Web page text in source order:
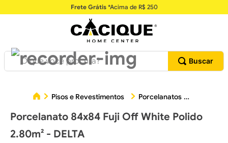
Frete Grátis*Acima de R$ 250
O que você procura?
Pisos e Revestimentos Porcelanatos
Porcelanato 84x84 Fuji Off White Polido
2.80m² - DELTA